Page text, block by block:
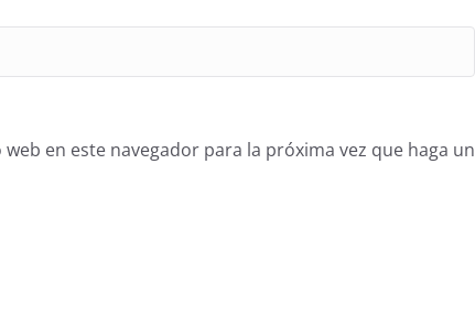
en este navegador para la próxima vez que haga un